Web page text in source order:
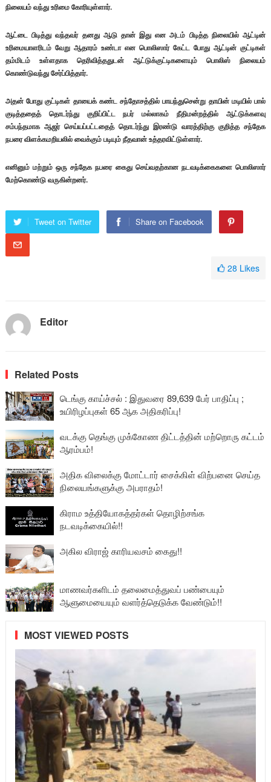
நிலையம் வந்து உரிமை கோரியுள்ளார்.
ஆட்டை பிடித்து வந்தவர் தனது ஆடு தான் இது என அடம் பிடித்த நிலையில் ஆட்டின்
உரிமையாளரிடம் வேறு ஆதாரம் உண்டா என பொலிஸார் கேட்ட போது ஆட்டின் குட்டிகள்
தம்மிடம் உள்ளதாக தெரிவித்ததுடன் ஆட்டுக்குட்டிகளையும் பொலிஸ் நிலையம்
கொண்டுவந்து சேர்ப்பித்தார்.
அதன் போது குட்டிகள் தாயைக் கண்ட சந்தோசத்தில் பாயந்துசென்று தாயின் மடியில் பால்
குடித்ததைத் தொடர்ந்து குறிப்பிட்ட நபர் மல்லாகம் நீதிமன்றத்தில் ஆட்டுக்களவு
சம்பந்தமாக ஆஜர் செய்யப்பட்டதைத் தொடர்ந்து இரண்டு வாரத்திற்கு குறித்த சந்தேக
நபரை விளக்கமறியலில் வைக்கும் படியும் நீதவான் உத்தரவிட்டுள்ளார்.
எனினும் மற்றும் ஒரு சந்தேக நபரை கைது செய்வதற்கான நடவடிக்கைகளை பொலிஸார்
மேற்கொண்டு வருகின்றனர்.
Tweet on Twitter Share on Facebook
28 Likes
Editor
Related Posts
டெங்கு காய்ச்சல் : இதுவரை 89,639 பேர் பாதிப்பு ;
உயிரிழப்புகள் 65 ஆக அதிகரிப்பு!
வடக்கு தெங்கு முக்கோண திட்டத்தின் மற்றொரு கட்டம்
ஆரம்பம்!
அதிக விலைக்கு மோட்டார் சைக்கிள் விற்பனை செய்த
நிலையங்களுக்கு அபராதம்!
கிராம உத்தியோகத்தர்கள் தொழிற்சங்க
நடவடிக்கையில்!!
அகில விராஜ் காரியவசம் கைது!!
மாணவர்களிடம் தலைமைத்துவப் பண்பையும்
ஆளுமையையும் வளர்த்தெடுக்க வேண்டும்!!
MOST VIEWED POSTS